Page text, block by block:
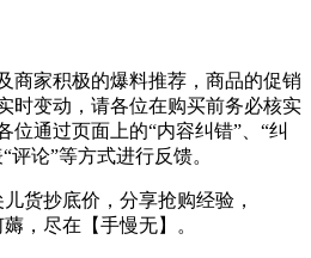
商家积极的爆料推荐，商品的促销
时变动，请各位在购买前务必核实
位通过页面上的“内容纠错”、“纠
论”等方式进行反馈。
货抄底价，分享抢购经验，
，尽在【手慢无】。